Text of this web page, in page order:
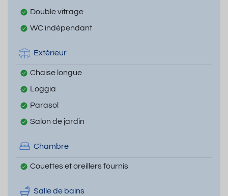
Double vitrage
WC indépendant
Extérieur
Chaise longue
Loggia
Parasol
Salon de jardin
Chambre
Couettes et oreillers fournis
Salle de bains